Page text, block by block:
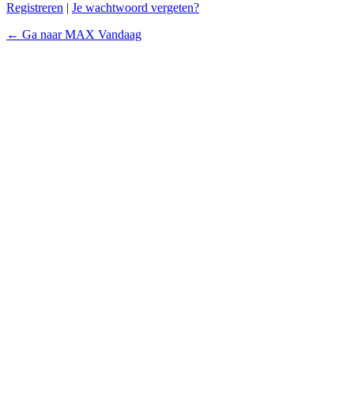
Registreren | Je wachtwoord vergeten?
← Ga naar MAX Vandaag